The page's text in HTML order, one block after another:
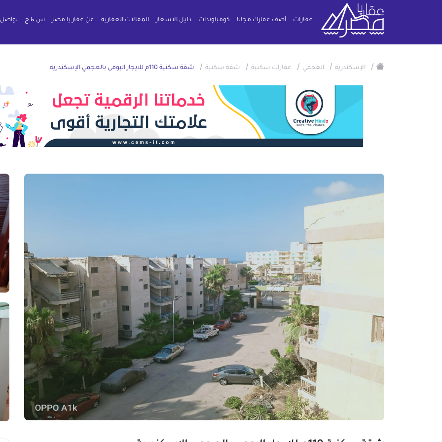
عقارات أضف عقارك مجانا كومباوندات دليل الاسعار المقالات العقارية عن عقار يا مصر س & ج
/ الإسكندرية / العجمي / عقارات سكنية / شقة سكنية / شقة سكنية 110م للايجار اليومى بالعجمي الإسكندرية